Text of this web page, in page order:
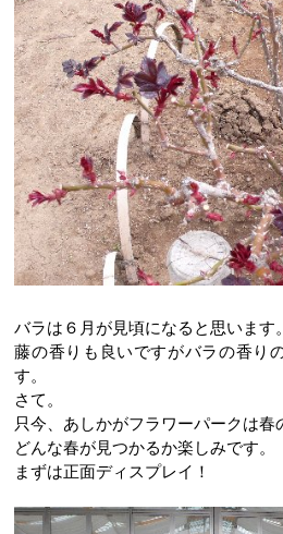
バラは６月が見頃になると思います。
藤の香りも良いですがバラの香り
す。
さて。
只今、あしかがフラワーパークは春
どんな春が見つかるか楽しみです。
まずは正面ディスプレイ！